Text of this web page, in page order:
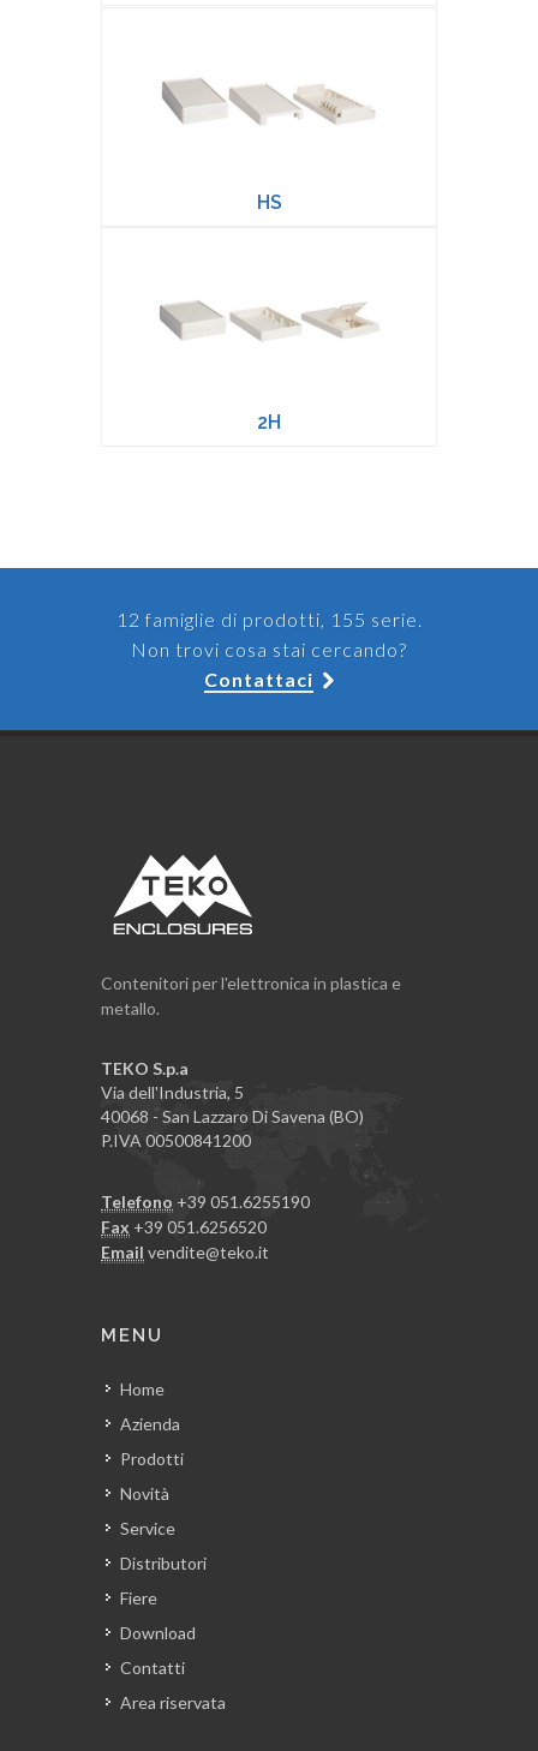
HS
2H
12 famiglie di prodotti, 155 serie.
Non trovi cosa stai cercando?
Contattaci
Contenitori per l'elettronica in plastica e
metallo.
TEKO S.p.a
Via dell'Industria, 5
40068 - San Lazzaro Di Savena (BO)
P.IVA 00500841200
Telefono +39 051.6255190
Fax +39 051.6256520
Email vendite@teko.it
MENU
Home
Azienda
Prodotti
Novità
Service
Distributori
Fiere
Download
Contatti
Area riservata